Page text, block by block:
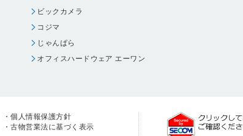
ビックカメラ
コジマ
じゃんぱら
オフィスハードウェア エーワン
・個人情報保護方針
・古物営業法に基づく表示